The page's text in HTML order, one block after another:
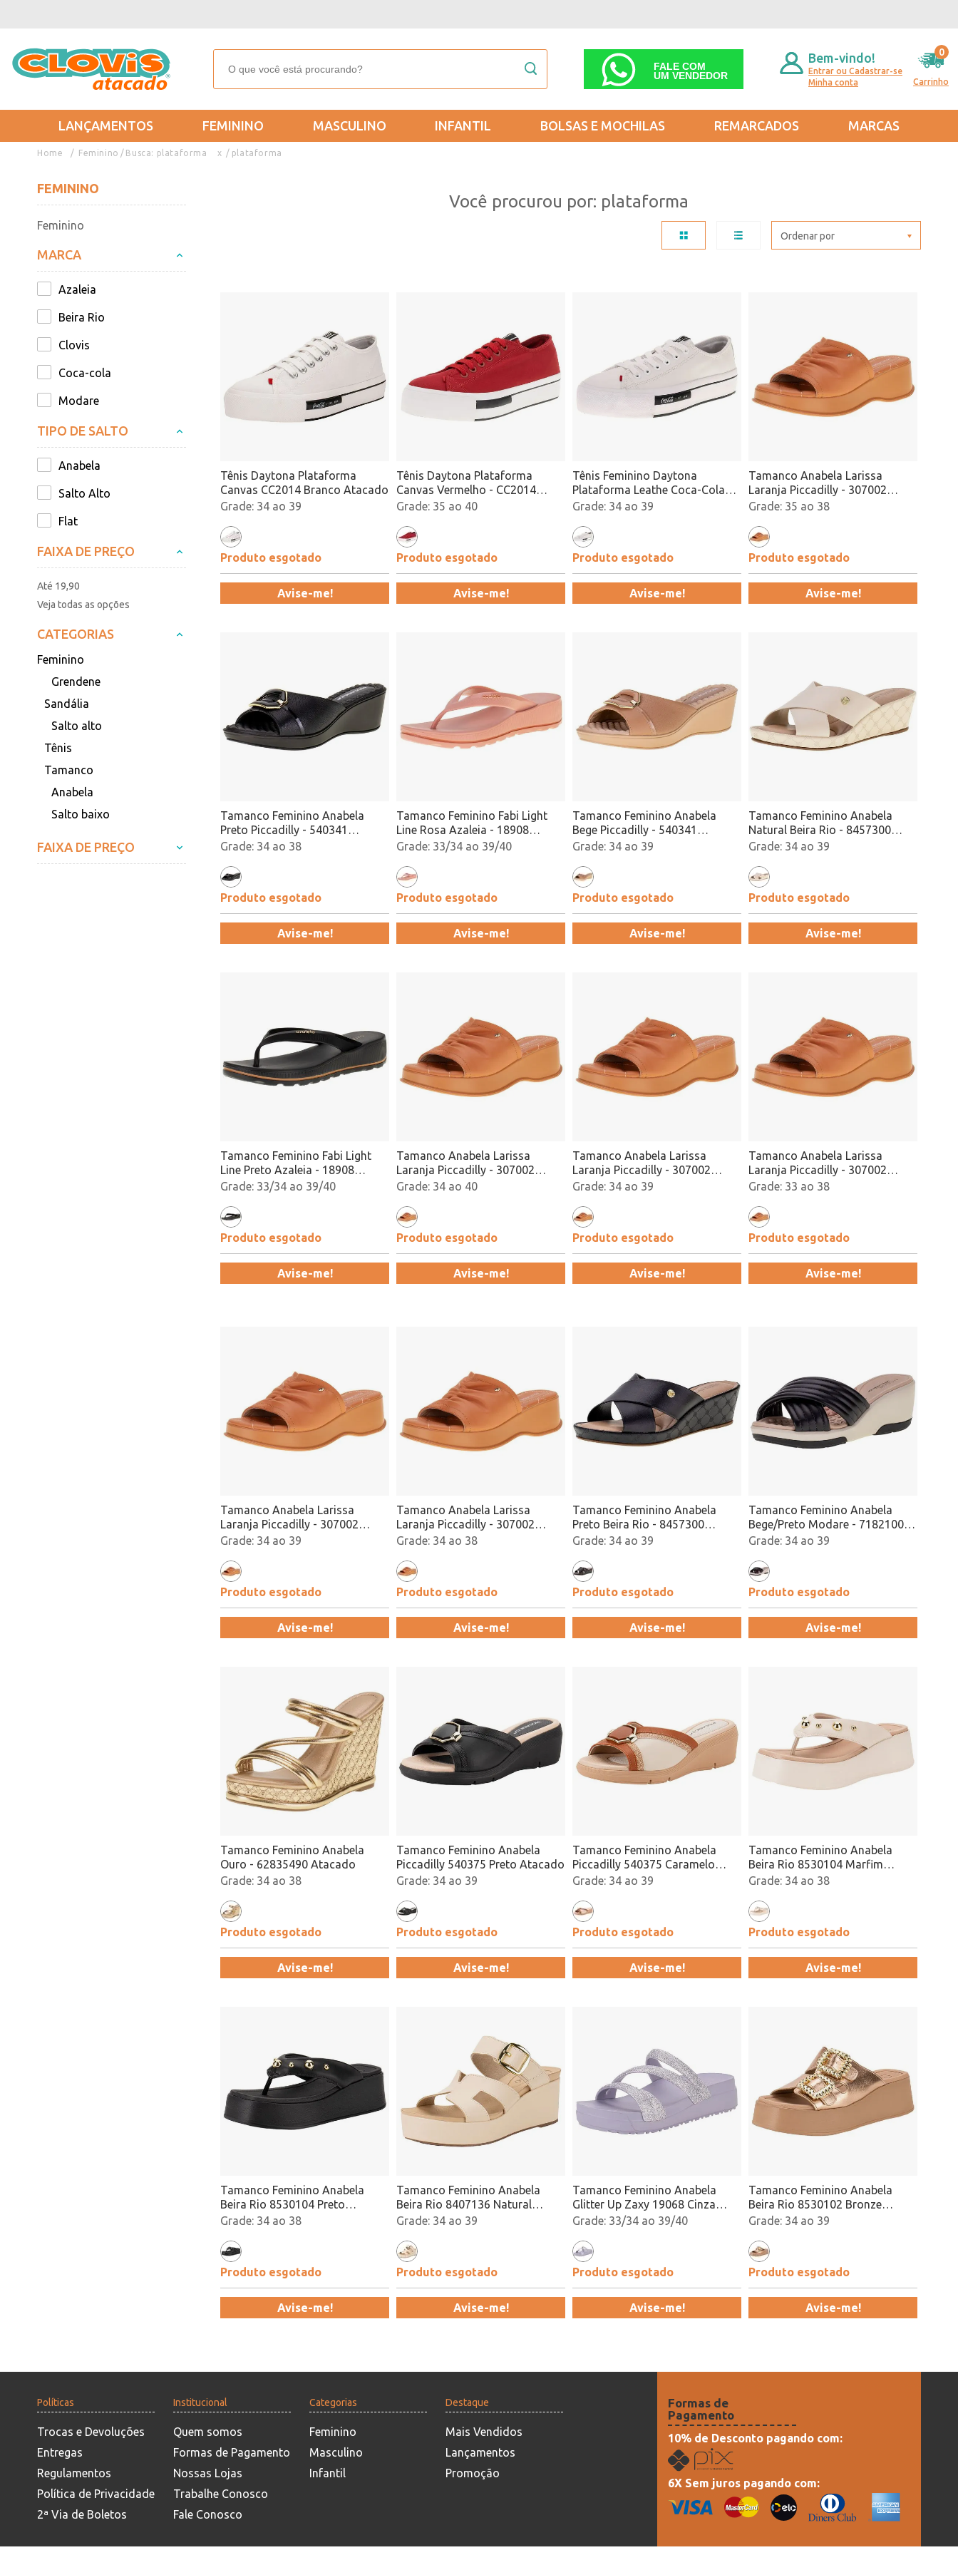
FALE COM
UM VENDEDOR
Bem-vindo!
Entrar ou Cadastrar-se
Minha conta
Carrinho
0
LANÇAMENTOS FEMININO MASCULINO INFANTIL BOLSAS E MOCHILAS REMARCADOS MARCAS
Feminino Busca: plataforma x plataforma
FEMININO
Feminino
MARCA
Azaleia
Beira Rio
Clovis
Coca-cola
Modare
Piccadilly
TIPO DE SALTO
Anabela
Salto Alto
Flat
FAIXA DE PREÇO
Até 19,90
Veja todas as opções
CATEGORIAS
Feminino
Grendene
Sandália
Salto alto
Tênis
Tamanco
Anabela
Salto baixo
FAIXA DE PREÇO
Você procurou por: plataforma
Ordenar por
Tênis Daytona Plataforma
Canvas CC2014 Branco Atacado
34 ao 39
Produto esgotado
Avise-me!
Tênis Daytona Plataforma
Canvas Vermelho - CC2014
Atacado35 ao 40
Produto esgotado
Avise-me!
Tênis Feminino Daytona
Plataforma Leathe Coca-Cola
CC1999 Branco Atacado
34 ao 39
Produto esgotado
Avise-me!
Tamanco Anabela Larissa
Laranja Piccadilly - 307002
Atacado35 ao 38
Produto esgotado
Avise-me!
Tamanco Feminino Anabela
Preto Piccadilly - 540341
Atacado34 ao 38
Produto esgotado
Avise-me!
Tamanco Feminino Fabi Light
Line Rosa Azaleia - 18908
Atacado33/34 ao 39/40
Produto esgotado
Avise-me!
Tamanco Feminino Anabela
Bege Piccadilly - 540341
Atacado34 ao 39
Produto esgotado
Avise-me!
Tamanco Feminino Anabela
Natural Beira Rio - 8457300
Atacado34 ao 39
Produto esgotado
Avise-me!
Tamanco Feminino Fabi Light
Line Preto Azaleia - 18908
Atacado33/34 ao 39/40
Produto esgotado
Avise-me!
Tamanco Anabela Larissa
Laranja Piccadilly - 307002
Atacado34 ao 40
Produto esgotado
Avise-me!
Tamanco Anabela Larissa
Laranja Piccadilly - 307002
Atacado34 ao 39
Produto esgotado
Avise-me!
Tamanco Anabela Larissa
Laranja Piccadilly - 307002
Atacado33 ao 38
Produto esgotado
Avise-me!
Tamanco Anabela Larissa
Laranja Piccadilly - 307002
Atacado34 ao 39
Produto esgotado
Avise-me!
Tamanco Anabela Larissa
Laranja Piccadilly - 307002
Atacado34 ao 38
Produto esgotado
Avise-me!
Tamanco Feminino Anabela
Preto Beira Rio - 8457300
Atacado34 ao 39
Produto esgotado
Avise-me!
Tamanco Feminino Anabela
Bege/Preto Modare - 7182100
Atacado34 ao 39
Produto esgotado
Avise-me!
Tamanco Feminino Anabela
Ouro - 62835490 Atacado
34 ao 38
Produto esgotado
Avise-me!
Tamanco Feminino Anabela
Piccadilly 540375 Preto Atacado
34 ao 39
Produto esgotado
Avise-me!
Tamanco Feminino Anabela
Piccadilly 540375 Caramelo
Atacado34 ao 39
Produto esgotado
Avise-me!
Tamanco Feminino Anabela
Beira Rio 8530104 Marfim
Atacado34 ao 38
Produto esgotado
Avise-me!
Tamanco Feminino Anabela
Beira Rio 8530104 Preto
Atacado34 ao 38
Produto esgotado
Avise-me!
Tamanco Feminino Anabela
Beira Rio 8407136 Natural
Atacado34 ao 39
Produto esgotado
Avise-me!
Tamanco Feminino Anabela
Glitter Up Zaxy 19068 Cinza
Atacado33/34 ao 39/40
Produto esgotado
Avise-me!
Tamanco Feminino Anabela
Beira Rio 8530102 Bronze
Atacado34 ao 39
Produto esgotado
Avise-me!
Políticas
Trocas e Devoluções
Entregas
Regulamentos
Política de Privacidade
2ª Via de Boletos
Institucional
Quem somos
Formas de Pagamento
Nossas Lojas
Trabalhe Conosco
Fale Conosco
Categorias
Feminino
Masculino
Infantil
Destaque
Mais Vendidos
Lançamentos
Promoção
Formas de
Pagamento
10% de Desconto pagando com:
6X Sem juros pagando com: